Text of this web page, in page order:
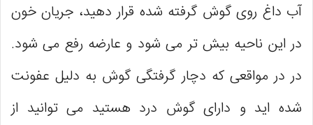
آب داغ روی گوش گرفته شده قرار دهید، جریان خون
در این ناحیه بیش تر می‌ شود و عارضه رفع می ‌شود.
در در مواقعی که دچار گرفتگی گوش به دلیل عفونت
شده اید و دارای گوش درد هستید می توانید از